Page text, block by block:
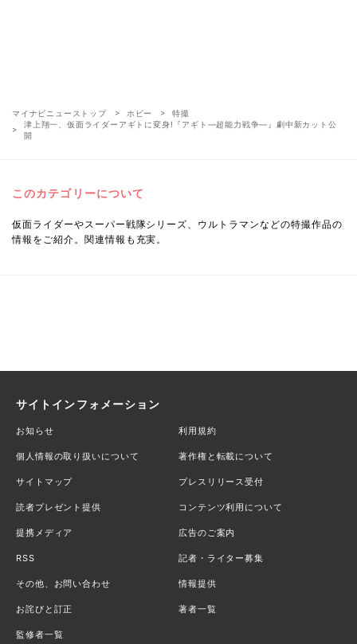
マイナビニューストップ ホビー
特撮
津上翔一、仮面ライダーアギトに変身!『アギト―超能力戦争―』劇中新カット公
開
このカテゴリーについて
仮面ライダーやスーパー戦隊シリーズ、ウルトラマンなどの特撮作品の
情報をご紹介。関連情報も充実。
サイトインフォメーション
お知らせ 利用規約
個人情報の取り扱いについて 著作権と転載について
サイトマップ プレスリリース受付
読者プレゼント提供 コンテンツ利用について
提携メディア 広告のご案内
RSS 記者・ライター募集
その他、お問い合わせ 情報提供
お詫びと訂正 著者一覧
監修者一覧